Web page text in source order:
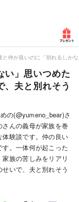
と仲が良いのに「別れるしか
い」思いつめた
夫と別れそう
の(@yumeno_bear)さ
んの義母が家族を巻
験談です。仲の良い
。一体何が起こった
族の苦しみをリアリ
いで、夫と別れそう